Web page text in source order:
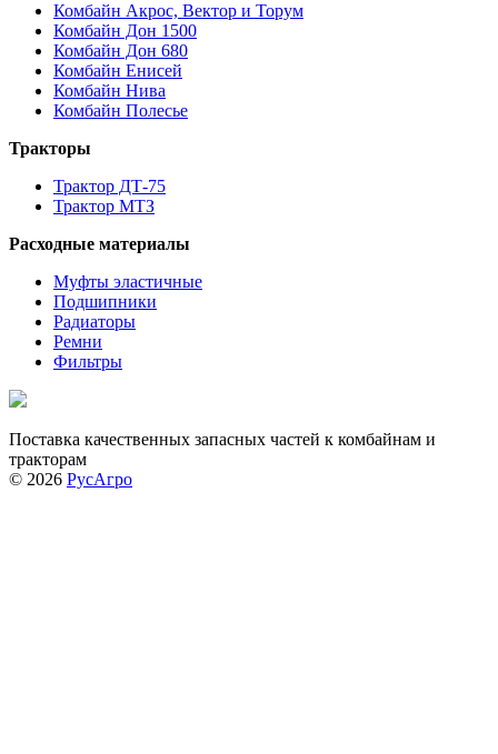
Комбайн Акрос, Вектор и Торум
Комбайн Дон 1500
Комбайн Дон 680
Комбайн Енисей
Комбайн Нива
Комбайн Полесье
Тракторы
Трактор ДТ-75
Трактор МТЗ
Расходные материалы
Муфты эластичные
Подшипники
Радиаторы
Ремни
Фильтры
Поставка качественных запасных частей к комбайнам и
тракторам
© 2026 РусАгро